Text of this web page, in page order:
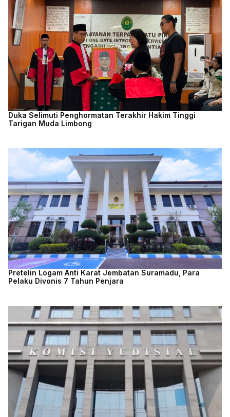
Duka Selimuti Penghormatan Terakhir Hakim Tinggi
Tarigan Muda Limbong
Pretelin Logam Anti Karat Jembatan Suramadu, Para
Pelaku Divonis 7 Tahun Penjara